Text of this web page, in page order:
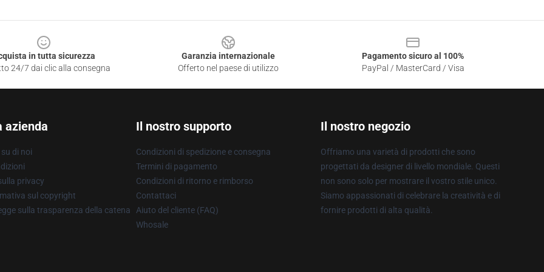
in tutta sicurezza
24/7 dai clic alla consegna
Garanzia internazionale
Offerto nel paese di utilizzo
Pagamento sicuro al 100%
PayPal / MasterCard / Visa
azienda
di noi
privacy
sul copyright
sulla trasparenza della catena
Il nostro supporto
Condizioni di spedizione e consegna
Termini di pagamento
Condizioni di ritorno e rimborso
Contattaci
Aiuto del cliente (FAQ)
Whosale
Il nostro negozio
Offriamo una varietà di prodotti che sono
progettati da designer di livello mondiale. Questi
non sono solo per mostrare il vostro stile unico.
Siamo appassionati di celebrare la creatività e di
fornire prodotti di alta qualità.